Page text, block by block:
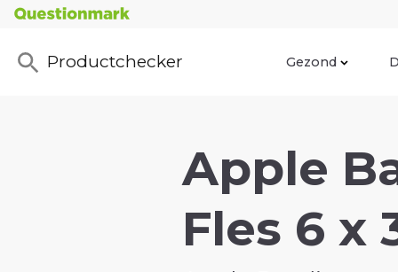
Productchecker Gezond
Apple
Fles 6 x